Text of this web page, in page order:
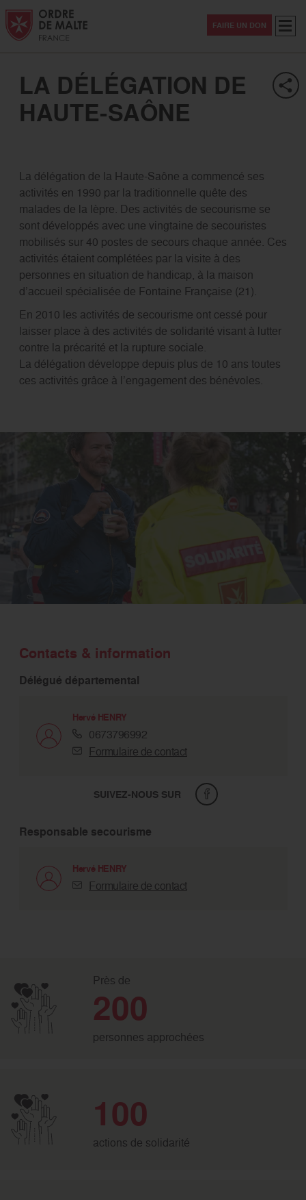
Aller au contenu
Aller à la recherche
Aller au menu
FAIRE UN DON
LA DÉLÉGATION DE
HAUTE-SAÔNE
La délégation de la Haute-Saône a commencé ses
activités en 1990 par la traditionnelle quête des
malades de la lèpre. Des activités de secourisme se
sont développés avec une vingtaine de secouristes
mobilisés sur 40 postes de secours chaque année. Ces
activités étaient complétées par la visite à des
personnes en situation de handicap, à la maison
d’accueil spécialisée de Fontaine Française (21).
En 2010 les activités de secourisme ont cessé pour
laisser place à des activités de solidarité visant à lutter
contre la précarité et la rupture sociale.
La délégation développe depuis plus de 10 ans toutes
ces activités grâce à l’engagement des bénévoles.
Contacts & information
Délégué départemental
Hervé HENRY
0673796992
Formulaire de contact
SUIVEZ-NOUS SUR
Responsable secourisme
Hervé HENRY
Formulaire de contact
Près de
200
personnes approchées
100
actions de solidarité